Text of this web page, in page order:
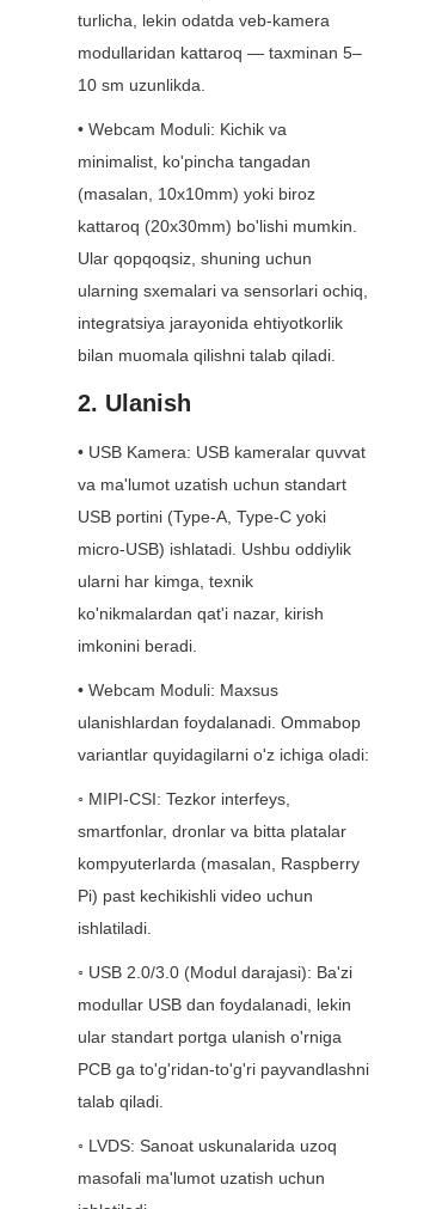
turlicha, lekin odatda veb-kamera
modullaridan kattaroq — taxminan 5–
10 sm uzunlikda.
• Webcam Moduli: Kichik va
minimalist, ko'pincha tangadan
(masalan, 10x10mm) yoki biroz
kattaroq (20x30mm) bo'lishi mumkin.
Ular qopqoqsiz, shuning uchun
ularning sxemalari va sensorlari ochiq,
integratsiya jarayonida ehtiyotkorlik
bilan muomala qilishni talab qiladi.
2. Ulanish
• USB Kamera: USB kameralar quvvat
va ma'lumot uzatish uchun standart
USB portini (Type-A, Type-C yoki
micro-USB) ishlatadi. Ushbu oddiylik
ularni har kimga, texnik
ko'nikmalardan qat'i nazar, kirish
imkonini beradi.
• Webcam Moduli: Maxsus
ulanishlardan foydalanadi. Ommabop
variantlar quyidagilarni o'z ichiga oladi:
◦ MIPI-CSI: Tezkor interfeys,
smartfonlar, dronlar va bitta platalar
kompyuterlarda (masalan, Raspberry
Pi) past kechikishli video uchun
ishlatiladi.
◦ USB 2.0/3.0 (Modul darajasi): Ba'zi
modullar USB dan foydalanadi, lekin
ular standart portga ulanish o'rniga
PCB ga to'g'ridan-to'g'ri payvandlashni
talab qiladi.
◦ LVDS: Sanoat uskunalarida uzoq
masofali ma'lumot uzatish uchun